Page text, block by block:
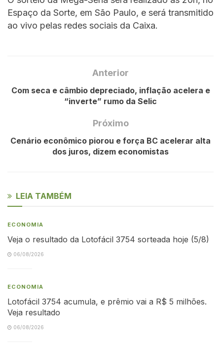
Espaço da Sorte, em São Paulo, e será transmitido
ao vivo pelas redes sociais da Caixa.
Anterior
Com seca e câmbio depreciado, inflação acelera e
“inverte” rumo da Selic
Próximo
Cenário econômico piorou e força BC acelerar alta
dos juros, dizem economistas
LEIA TAMBÉM
ECONOMIA
Veja o resultado da Lotofácil 3754 sorteada hoje (5/8)
06/08/2026
ECONOMIA
Lotofácil 3754 acumula, e prêmio vai a R$ 5 milhões.
Veja resultado
06/08/2026